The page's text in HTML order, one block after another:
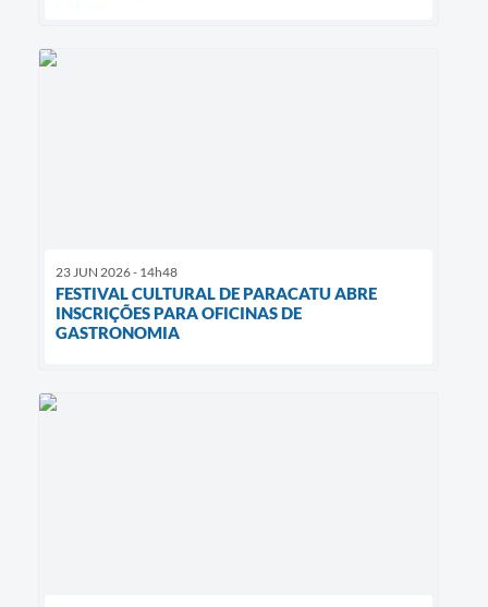
23 JUN 2026 - 14h48
FESTIVAL CULTURAL DE PARACATU ABRE
INSCRIÇÕES PARA OFICINAS DE
GASTRONOMIA